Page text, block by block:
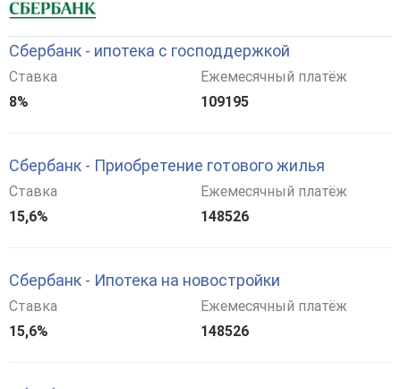
Сбербанк - ипотека с господдержкой
Ставка
8%
Ежемесячный платёж
109195
Сбербанк - Приобретение готового жилья
Ставка
15,6%
Ежемесячный платёж
148526
Сбербанк - Ипотека на новостройки
Ставка
15,6%
Ежемесячный платёж
148526